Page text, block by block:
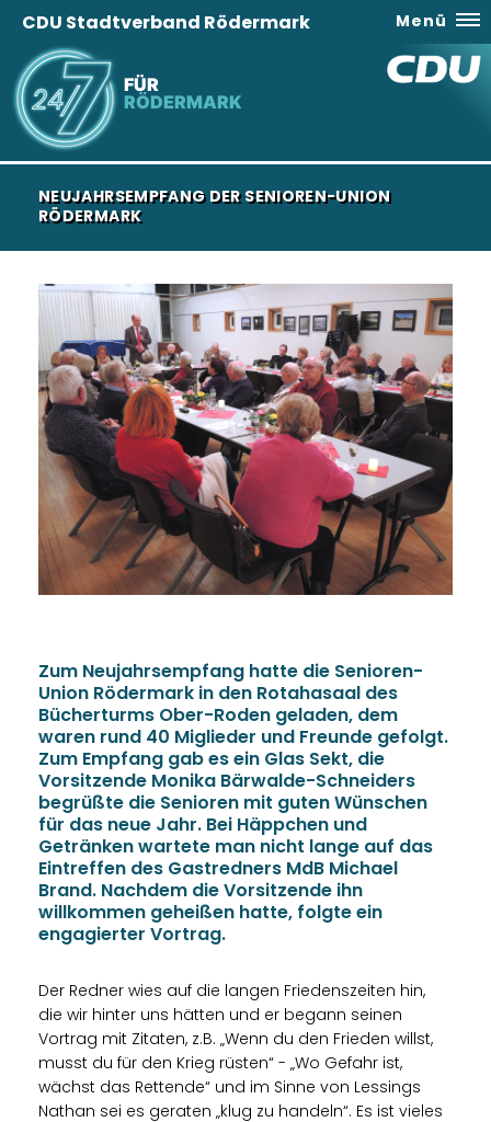
FÜR
RÖDERMARK
CDU Stadtverband Rödermark Menü
NEUJAHRSEMPFANG DER SENIOREN-UNION
RÖDERMARK
Zum Neujahrsempfang hatte die Senioren-
Union Rödermark in den Rotahasaal des
Bücherturms Ober-Roden geladen, dem
waren rund 40 Miglieder und Freunde gefolgt.
Zum Empfang gab es ein Glas Sekt, die
Vorsitzende Monika Bärwalde-Schneiders
begrüßte die Senioren mit guten Wünschen
für das neue Jahr. Bei Häppchen und
Getränken wartete man nicht lange auf das
Eintreffen des Gastredners MdB Michael
Brand. Nachdem die Vorsitzende ihn
willkommen geheißen hatte, folgte ein
engagierter Vortrag.
Der Redner wies auf die langen Friedenszeiten hin,
die wir hinter uns hätten und er begann seinen
Vortrag mit Zitaten, z.B. „Wenn du den Frieden willst,
musst du für den Krieg rüsten“ - „Wo Gefahr ist,
wächst das Rettende“ und im Sinne von Lessings
Nathan sei es geraten „klug zu handeln“. Es ist vieles